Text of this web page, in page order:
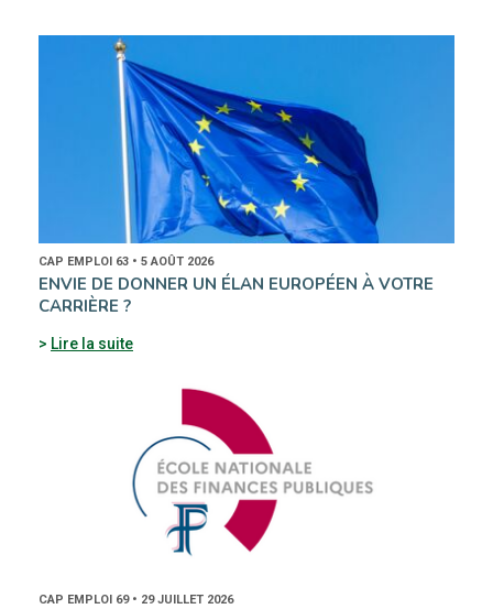
CAP EMPLOI 63 • 5 AOÛT 2026
ENVIE DE DONNER UN ÉLAN EUROPÉEN À VOTRE
CARRIÈRE ?
Lire la suite
CAP EMPLOI 69 • 29 JUILLET 2026